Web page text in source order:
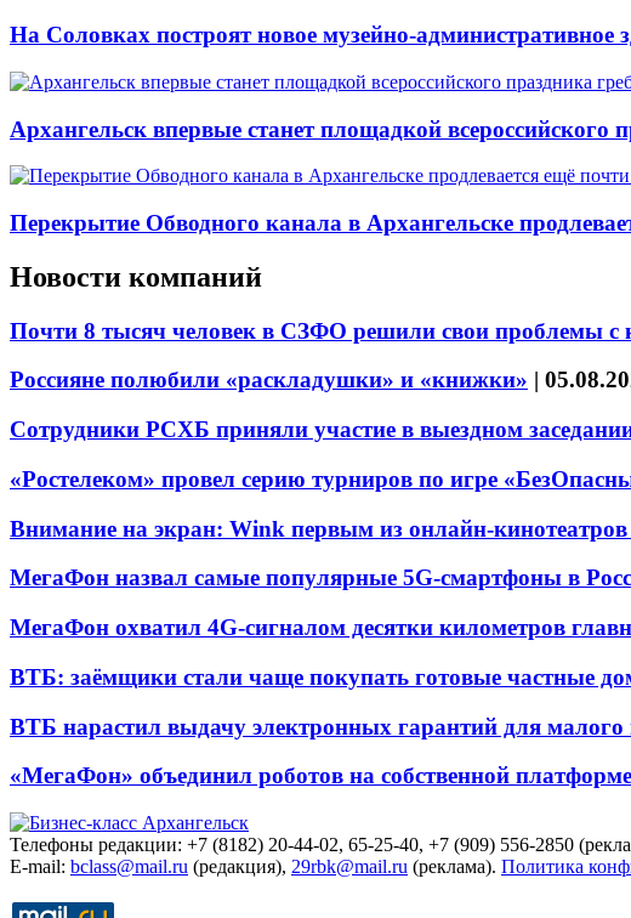
На Соловках построят новое музейно-административное
Архангельск впервые станет площадкой всероссийского
Перекрытие Обводного канала в Архангельске
Новости компаний
Почти 8 тысяч человек в СЗФО решили свои проблемы с
Россияне полюбили «раскладушки» и «книжки» |
Сотрудники РСХБ приняли участие в выездном
«Ростелеком» провел серию турниров по игре
Внимание на экран: Wink первым из онлайн-
МегаФон назвал самые популярные 5G-смартфоны в
МегаФон охватил 4G-сигналом десятки километров
ВТБ: заёмщики стали чаще покупать готовые частные
ВТБ нарастил выдачу электронных гарантий для малого
«МегаФон» объединил роботов на собственной
Телефоны редакции: +7 (8182) 20-44-02, 65-25-40, +7 (909) 556-2850
E-mail: bclass@mail.ru (редакция), 29rbk@mail.ru (реклама). Политика